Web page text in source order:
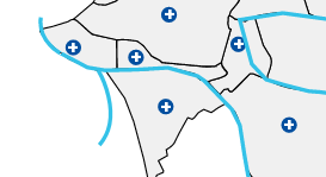
+
+
+
+
+
+